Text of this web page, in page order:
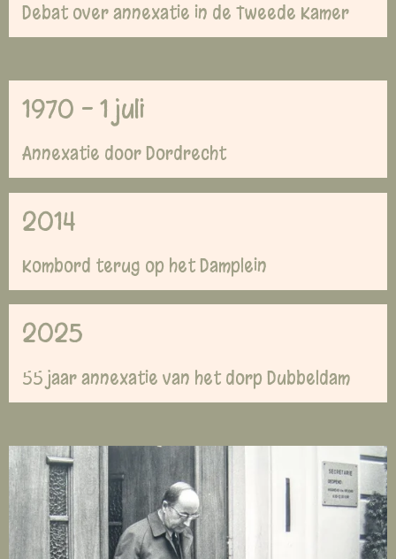
Debat over annexatie in de Tweede Kamer
1970 - 1 juli
Annexatie door Dordrecht
2014
Kombord terug op het Damplein
2025
55 jaar annexatie van het dorp Dubbeldam